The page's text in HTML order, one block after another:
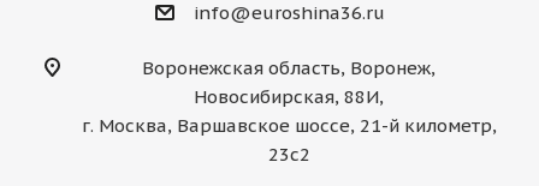
info@euroshina36.ru
Воронежская область, Воронеж,
Новосибирская, 88И,
г. Москва, Варшавское шоссе, 21-й километр,
23с2